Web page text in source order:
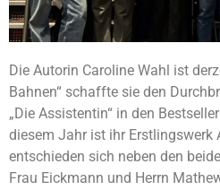
Die Autorin Caroline Wahl ist
Bahnen“ schaffte sie den
„Die Assistentin“ in den
diesem Jahr ist ihr Erstlingswerk
entschieden sich neben den
Frau Eickmann und Herrn